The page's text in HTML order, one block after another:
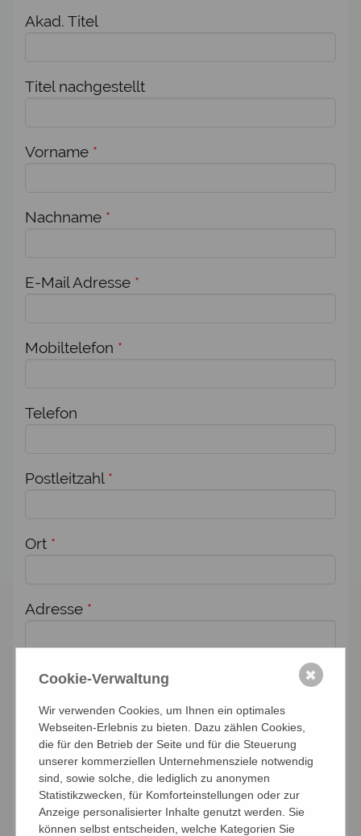
Akad. Titel
Titel nachgestellt
Vorname *
Nachname *
E-Mail Adresse *
Mobiltelefon *
Telefon
Postleitzahl *
Ort *
Adresse *
Zusätzlich melde ich weitere Personen für
Anzahl Personen
Namen der Personen (Vor- und Nachname)
Cookie-Verwaltung
Wir verwenden Cookies, um Ihnen ein optimales
Webseiten-Erlebnis zu bieten. Dazu zählen Cookies,
die für den Betrieb der Seite und für die Steuerung
unserer kommerziellen Unternehmensziele notwendig
sind, sowie solche, die lediglich zu anonymen
Statistikzwecken, für Komforteinstellungen oder zur
Anzeige personalisierter Inhalte genutzt werden. Sie
können selbst entscheiden, welche Kategorien Sie
✖